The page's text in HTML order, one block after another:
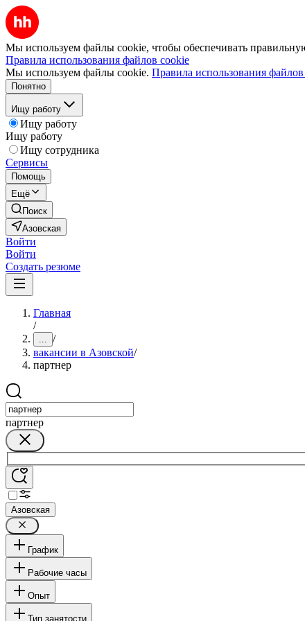
Мы используем файлы cookie, чтобы обеспечивать
Правила использования файлов cookie
Мы используем файлы cookie. Правила использования
Понятно
Ищу работу
Ищу работу
Ищу работу
Ищу сотрудника
Сервисы
Помощь
Ещё
Поиск
Азовская
Войти
Войти
Создать резюме
Главная
/
... /
вакансии в Азовской/
партнер
партнер
Азовская
График
Рабочие часы
Опыт
Тип занятости